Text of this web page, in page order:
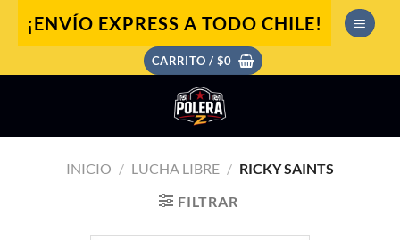
¡ENVÍO EXPRESS A TODO CHILE!
CARRITO / $0
INICIO / LUCHA LIBRE / RICKY SAINTS
FILTRAR